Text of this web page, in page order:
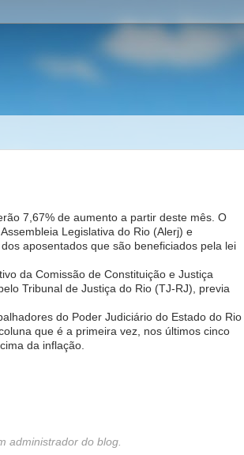
7,67% de aumento a partir deste mês. O
Legislativa do Rio (Alerj) e
aposentados que são beneficiados pela lei
da Comissão de Constituição e Justiça
Tribunal de Justiça do Rio (TJ-RJ), previa
do Poder Judiciário do Estado do Rio
que é a primeira vez, nos últimos cinco
da inflação.
administrador do blog.